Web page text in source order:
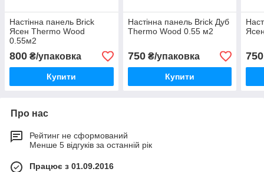
Настінна панель Brick
Ясен Thermo Wood
0.55м2
800 ₴/упаковка
Купити
Настінна панель Brick Дуб
Thermo Wood 0.55 м2
750₴/упаковка
Купити
750
Про нас
Рейтинг не сформований
Менше 5 відгуків за останній рік
Працює з 01.09.2016